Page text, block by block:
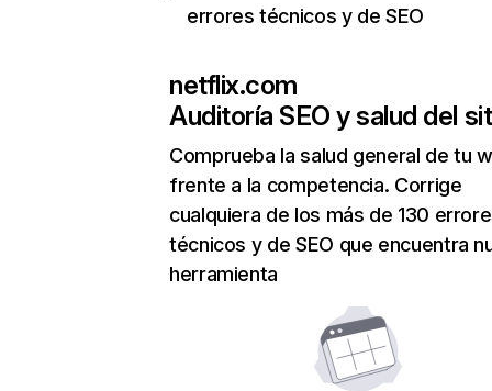
errores técnicos y de SEO
netflix.com
Auditoría SEO y salud del
Comprueba la salud general de tu
frente a la competencia. Corrige
cualquiera de los más de 130
técnicos y de SEO que encuentra
herramienta